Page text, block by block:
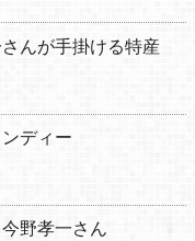
んが手掛ける特産
ディー
野孝一さん